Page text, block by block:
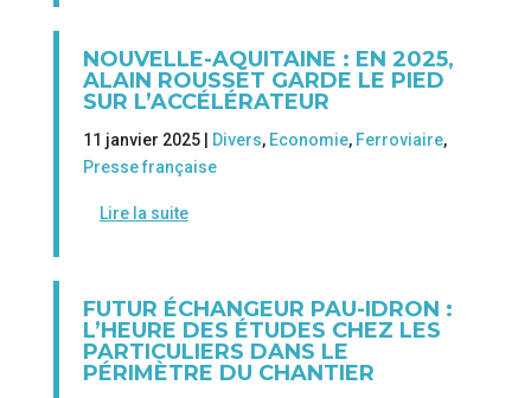
NOUVELLE-AQUITAINE : EN 2025,
ALAIN ROUSSET GARDE LE PIED
SUR L’ACCÉLÉRATEUR
11 janvier 2025 | Divers, Economie, Ferroviaire,
Presse française
Lire la suite
FUTUR ÉCHANGEUR PAU-IDRON :
L’HEURE DES ÉTUDES CHEZ LES
PARTICULIERS DANS LE
PÉRIMÈTRE DU CHANTIER